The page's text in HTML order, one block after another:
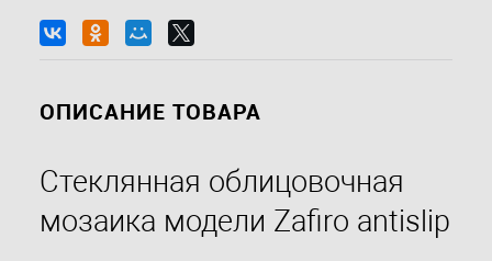
ОПИСАНИЕ ТОВАРА
Стеклянная облицовочная
мозаика модели Zafiro antislip